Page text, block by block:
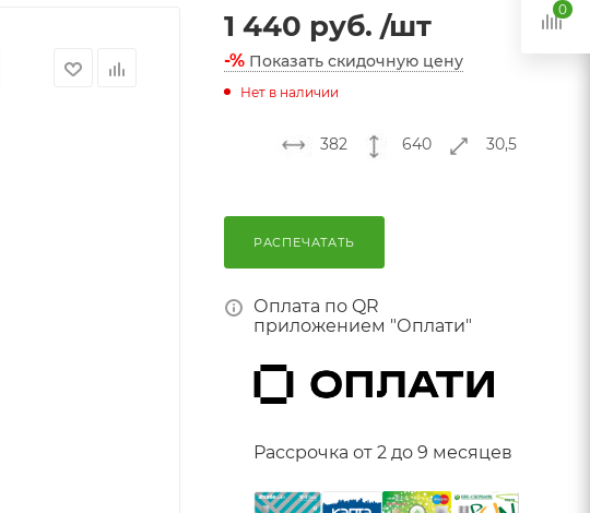
1 440 руб. /шт
-% Показать скидочную цену
Нет в наличии
382 640 30,5
РАСПЕЧАТАТЬ
Оплата по QR
приложением "Оплати"
Рассрочка от 2 до 9 месяцев
0